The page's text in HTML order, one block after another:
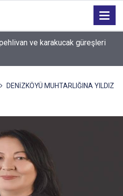
güreşleri
küresel sahnede
DENİZKÖYÜ MUHTARLIĞINA YILDIZ